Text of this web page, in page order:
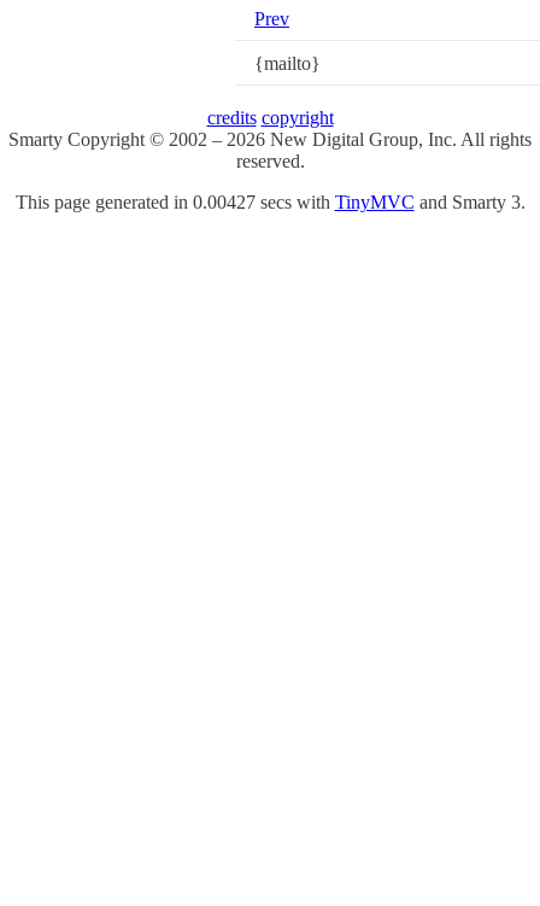
Prev
{mailto}
credits copyright
Smarty Copyright © 2002 – 2026 New Digital Group, Inc. All rights
reserved.
This page generated in 0.00427 secs with TinyMVC and Smarty 3.